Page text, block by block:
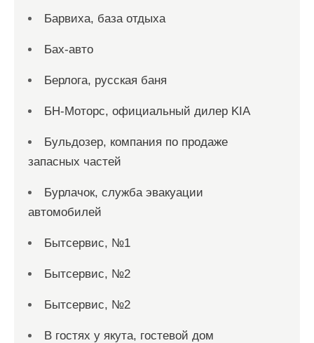
Барвиха, база отдыха
Бах-авто
Берлога, русская баня
БН-Моторс, официальный дилер KIA
Бульдозер, компания по продаже
запасных частей
Бурлачок, служба эвакуации
автомобилей
Бытсервис, №1
Бытсервис, №2
Бытсервис, №2
В гостях у якута, гостевой дом